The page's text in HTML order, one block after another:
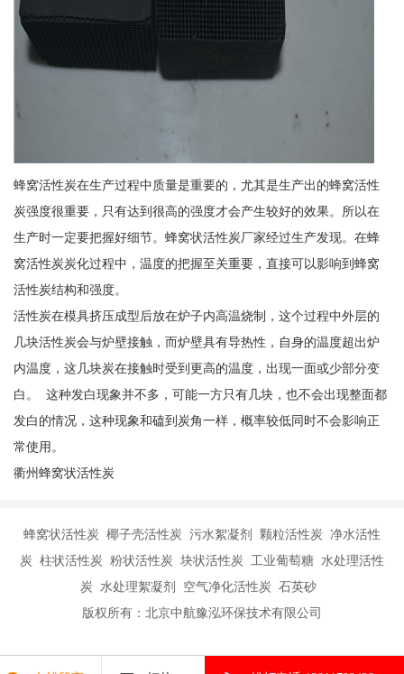
蜂窝活性炭在生产过程中质量是重要的，尤其是生产出的蜂窝活性
炭强度很重要，只有达到很高的强度才会产生较好的效果。所以在
生产时一定要把握好细节。蜂窝状活性炭厂家经过生产发现。在蜂
窝活性炭炭化过程中，温度的把握至关重要，直接可以影响到蜂窝
活性炭结构和强度。
活性炭在模具挤压成型后放在炉子内高温烧制，这个过程中外层的
几块活性炭会与炉壁接触，而炉壁具有导热性，自身的温度超出炉
内温度，这几块炭在接触时受到更高的温度，出现一面或少部分变
白。 这种发白现象并不多，可能一方只有几块，也不会出现整面都
发白的情况，这种现象和磕到炭角一样，概率较低同时不会影响正
常使用。
衢州蜂窝状活性炭
蜂窝状活性炭 椰子壳活性炭 污水絮凝剂 颗粒活性炭 净水活性
炭 柱状活性炭 粉状活性炭 块状活性炭 工业葡萄糖 水处理活性
炭 水处理絮凝剂 空气净化活性炭 石英砂
版权所有：北京中航豫泓环保技术有限公司